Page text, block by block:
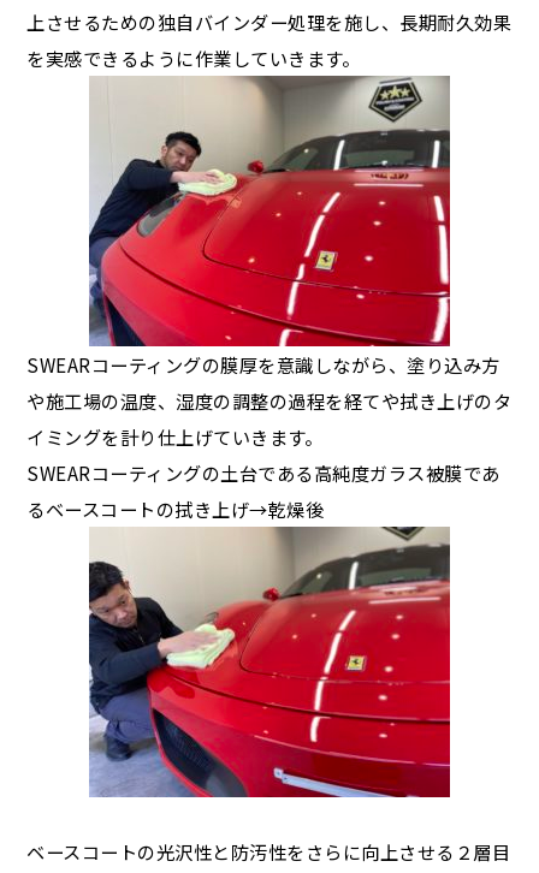
上させるための独自バインダー処理を施し、長期耐久効果
を実感できるように作業していきます。
SWEARコーティングの膜厚を意識しながら、塗り込み方
や施工場の温度、湿度の調整の過程を経てや拭き上げのタ
イミングを計り仕上げていきます。
SWEARコーティングの土台である高純度ガラス被膜であ
るベースコートの拭き上げ→乾燥後
ベースコートの光沢性と防汚性をさらに向上させる２層目